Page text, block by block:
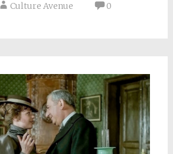
Culture Avenue
0